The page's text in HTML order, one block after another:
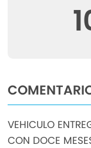
VEHICULO
CON DOCE